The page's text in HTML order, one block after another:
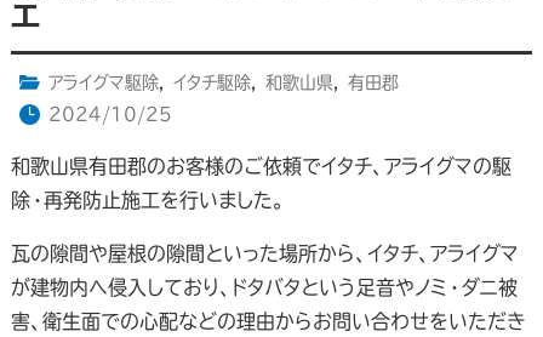
工
アライグマ駆除, イタチ駆除, 和歌山県,
有田郡
2024/10/25
和歌山県有田郡のお客様のご依頼でイタチ、アライグマの駆
除・再発防止施工を行いました。
瓦の隙間や屋根の隙間といった場所から、イタチ、アライグマ
が建物内へ侵入しており、ドタバタという足音やノミ・ダニ被
害、衛生面での心配などの理由からお問い合わせをいただき